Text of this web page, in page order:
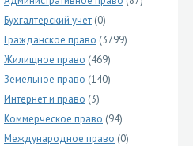
Бухгалтерский учет (0)
Гражданское право (3799)
Жилищное право (469)
Земельное право (140)
Интернет и право (3)
Коммерческое право (94)
Международное право (0)